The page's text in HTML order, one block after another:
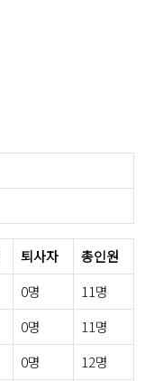
퇴사자
총인원
0명
11명
0명
11명
0명
12명